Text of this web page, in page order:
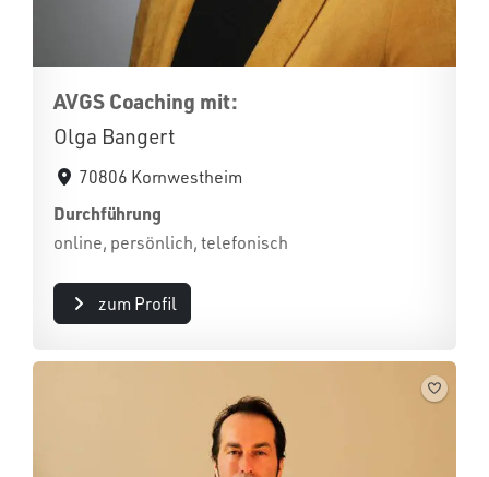
AVGS Coaching mit:
Olga Bangert
70806 Kornwestheim
Durchführung
online, persönlich, telefonisch
zum Profil